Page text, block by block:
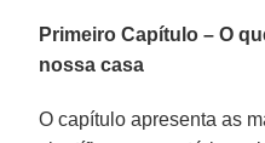
Primeiro Capítulo – O
nossa casa
O capítulo apresenta as